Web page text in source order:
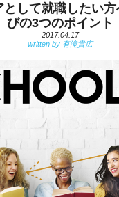
として就職したい
びの3つのポイント
2017.04.17